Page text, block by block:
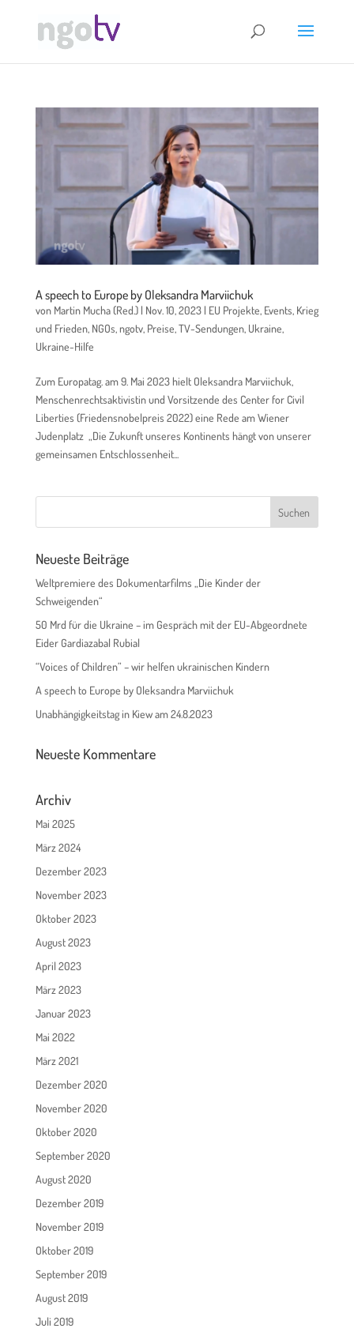
A speech to Europe by Oleksandra Marviichuk
von Martin Mucha (Red.)| Nov. 10, 2023| EU Projekte, Events, Krieg
und Frieden, NGOs,ngotv, Preise,TV-Sendungen, Ukraine,
Ukraine-Hilfe
Zum Europatag. am 9. Mai 2023 hielt Oleksandra Marviichuk,
Menschenrechtsaktivistin und Vorsitzende des Center for Civil
Liberties (Friedensnobelpreis 2022) eine Rede am Wiener
Judenplatz „Die Zukunft unseres Kontinents hängt von unserer
gemeinsamen Entschlossenheit...
Neueste Beiträge
Weltpremiere des Dokumentarfilms „Die Kinder der
Schweigenden“
50 Mrd für die Ukraine – im Gespräch mit der EU-Abgeordnete
Eider Gardiazabal Rubial
“Voices of Children” – wir helfen ukrainischen Kindern
A speech to Europe by Oleksandra Marviichuk
Unabhängigkeitstag in Kiew am 24.8.2023
Neueste Kommentare
Archiv
Mai 2025
März 2024
Dezember 2023
November 2023
Oktober 2023
August 2023
April 2023
März 2023
Januar 2023
Mai 2022
März 2021
Dezember 2020
November 2020
Oktober 2020
September 2020
August 2020
Dezember 2019
November 2019
Oktober 2019
September 2019
August 2019
Juli 2019